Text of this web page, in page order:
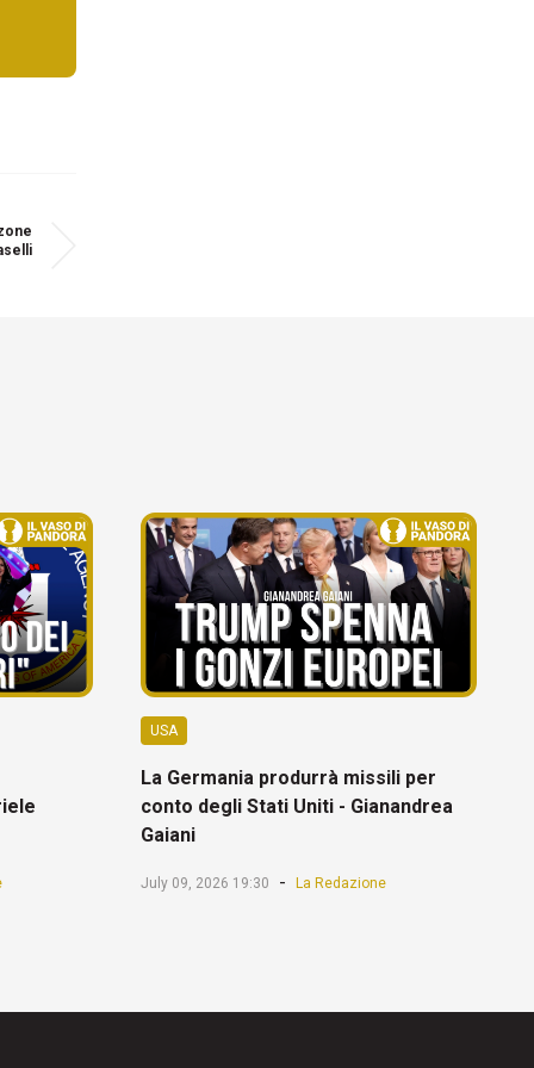
USA
La Germania produrrà missili per
conto degli Stati Uniti - Gianandrea
Gaiani
July 09, 2026 19:30 - La Redazione